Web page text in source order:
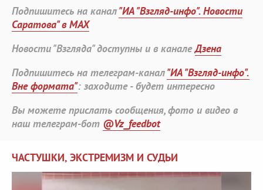
Подпишитесь на канал"ИА "Взгляд-инфо". Новости
Саратова" в MAX
Новости "Взгляда" доступны и в каналеДзена
Подпишитесь на телеграм-канал"ИА "Взгляд-инфо".
Вне формата": заходите - будет интересно
Вы можете прислать сообщения, фото и видео в
наш телеграм-бот @Vz_feedbot
ЧАСТУШКИ, ЭКСТРЕМИЗМ И СУДЬИ